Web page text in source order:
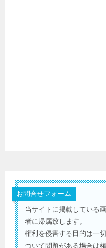
お問合せフォーム
当サイトに掲載している
者に帰属致します。
権利を侵害する目的は一
ついて問題がある場合は